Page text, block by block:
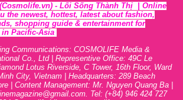
(Cosmolife.vn) - Lối Sống Thành Thị | Online
the newest, hottest, latest about fashion,
shopping guide & entertainment for
Pacific-Asia
Communications: COSMOLIFE Media &
Co., Ltd | Representive Office: 49C Le
Lotus Riverside, C Tower, 16th Floor, Ward
City, Vietnam | Headquarters: 289 Beach
| Content Management: Mr. Nguyen Quang Ba |
Tel: (+84) 946 424 727